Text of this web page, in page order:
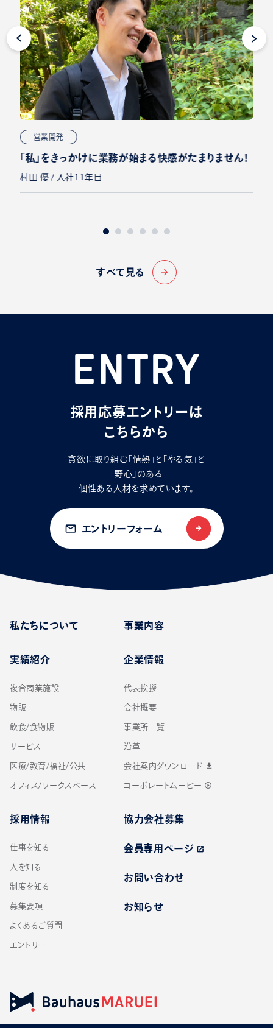
営業開発
「私」をきっかけに業務が始まる快感がたまりません！
村田 優 / 入社11年目
すべて見る arrow_forward
ENTRY
採用応募エントリーは
こちらから
貪欲に取り組む「情熱」と「やる気」と
「野心」のある
個性ある人材を求めています。
mail_outline エントリーフォーム
私たちについて
実績紹介
複合商業施設
物販
飲食/食物販
サービス
医療/教育/福祉/公共
オフィス/ワークスペース
事業内容
企業情報
代表挨拶
会社概要
事業所一覧
沿革
会社案内ダウンロード download
コーポレートムービー play_circle_outline
採用情報
仕事を知る
人を知る
制度を知る
募集要項
よくあるご質問
エントリー
協力会社募集
会員専用ページ open_in_new
お問い合わせ
お知らせ